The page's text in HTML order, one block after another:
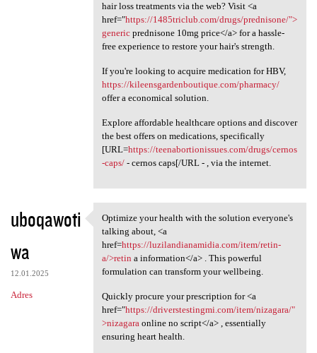
hair loss treatments via the web? Visit <a
href="https://1485triclub.com/drugs/prednisone/">
genericprednisone 10mg price</a> for a hassle-
free experience to restore your hair's strength.
If you're looking to acquire medication for HBV,
https://kileensgardenboutique.com/pharmacy/
offer a economical solution.
Explore affordable healthcare options and discover
the best offers on medications, specifically
[URL=https://teenabortionissues.com/drugs/cernos
-caps/- cernos caps[/URL - , via the internet.
uboqawoti
wa
12.01.2025
Adres
Optimize your health with the
Optimize your health with the solution everyone's
talking about, <a
href=https://luzilandianamidia.com/item/retin-
a/>retin a information</a> . This powerful
formulation can transform your wellbeing.
Quickly procure your prescription for <a
href="https://driverstestingmi.com/item/nizagara/"
>nizagara online no script</a> , essentially
ensuring heart health.